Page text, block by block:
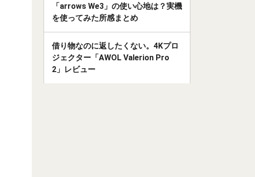
「arrows We3」の使い心地は？実機
を使ってみた所感まとめ
借り物なのに返したくない。4Kプロ
ジェクター「AWOL Valerion Pro
2」レビュー